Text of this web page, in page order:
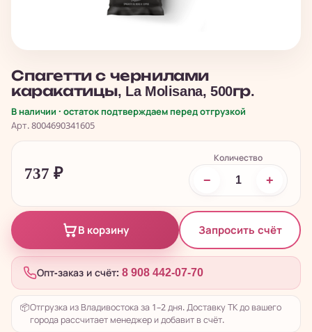
Спагетти с чернилами
каракатицы, La Molisana, 500гр.
В наличии · остаток подтверждаем перед отгрузкой
Арт. 8004690341605
737 ₽
Количество
− +
В корзину Запросить счёт
Опт-заказ и счёт: 8 908 442-07-70
📦Отгрузка из Владивостока за 1–2 дня. Доставку ТК до вашего
города рассчитает менеджер и добавит в счёт.